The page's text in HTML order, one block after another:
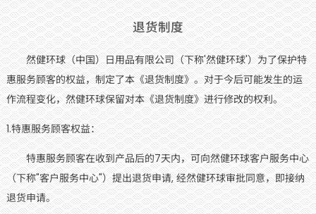
退货制度
然健环球（中国）日用品有限公司（下称'然健环球'）为了保护特
惠服务顾客的权益，制定了本《退货制度》。对于今后可能发生的运
作流程变化，然健环球保留对本《退货制度》进行修改的权利。
1.特惠服务顾客权益：
特惠服务顾客在收到产品后的7天内，可向然健环球客户服务中心
（下称"客户服务中心"）提出退货申请, 经然健环球审批同意，即接纳
退货申请。